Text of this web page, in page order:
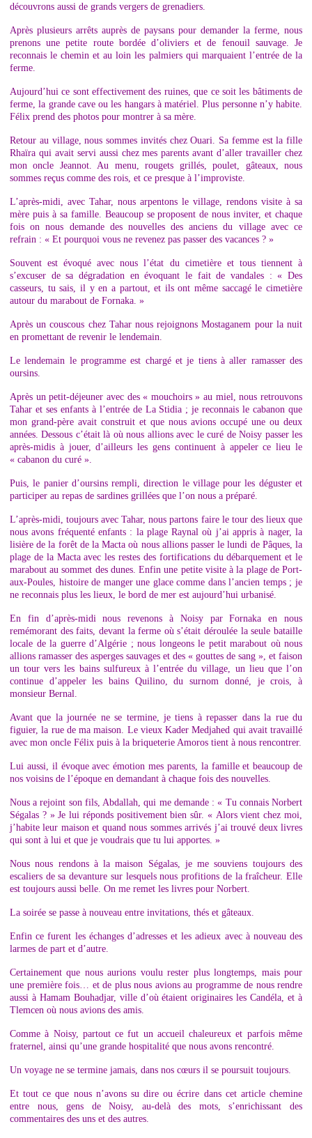
découvrons aussi de grands vergers de grenadiers.
Après plusieurs arrêts auprès de paysans pour demander la ferme, nous
prenons une petite route bordée d’oliviers et de fenouil sauvage. Je
reconnais le chemin et au loin les palmiers qui marquaient l’entrée de la
ferme.
Aujourd’hui ce sont effectivement des ruines, que ce soit les bâtiments de
ferme, la grande cave ou les hangars à matériel. Plus personne n’y habite.
Félix prend des photos pour montrer à sa mère.
Retour au village, nous sommes invités chez Ouari. Sa femme est la fille
Rhaïra qui avait servi aussi chez mes parents avant d’aller travailler chez
mon oncle Jeannot. Au menu, rougets grillés, poulet, gâteaux, nous
sommes reçus comme des rois, et ce presque à l’improviste.
L’après-midi, avec Tahar, nous arpentons le village, rendons visite à sa
mère puis à sa famille. Beaucoup se proposent de nous inviter, et chaque
fois on nous demande des nouvelles des anciens du village avec ce
refrain : « Et pourquoi vous ne revenez pas passer des vacances ? »
Souvent est évoqué avec nous l’état du cimetière et tous tiennent à
s’excuser de sa dégradation en évoquant le fait de vandales : « Des
casseurs, tu sais, il y en a partout, et ils ont même saccagé le cimetière
autour du marabout de Fornaka. »
Après un couscous chez Tahar nous rejoignons Mostaganem pour la nuit
en promettant de revenir le lendemain.
Le lendemain le programme est chargé et je tiens à aller ramasser des
oursins.
Après un petit-déjeuner avec des « mouchoirs » au miel, nous retrouvons
Tahar et ses enfants à l’entrée de La Stidia ; je reconnais le cabanon que
mon grand-père avait construit et que nous avions occupé une ou deux
années. Dessous c’était là où nous allions avec le curé de Noisy passer les
après-midis à jouer, d’ailleurs les gens continuent à appeler ce lieu le
« cabanon du curé ».
Puis, le panier d’oursins rempli, direction le village pour les déguster et
participer au repas de sardines grillées que l’on nous a préparé.
L’après-midi, toujours avec Tahar, nous partons faire le tour des lieux que
nous avons fréquenté enfants : la plage Raynal où j’ai appris à nager, la
lisière de la forêt de la Macta où nous allions passer le lundi de Pâques, la
plage de la Macta avec les restes des fortifications du débarquement et le
marabout au sommet des dunes. Enfin une petite visite à la plage de Port-
aux-Poules, histoire de manger une glace comme dans l’ancien temps ; je
ne reconnais plus les lieux, le bord de mer est aujourd’hui urbanisé.
En fin d’après-midi nous revenons à Noisy par Fornaka en nous
remémorant des faits, devant la ferme où s’était déroulée la seule bataille
locale de la guerre d’Algérie ; nous longeons le petit marabout où nous
allions ramasser des asperges sauvages et des « gouttes de sang », et faison
un tour vers les bains sulfureux à l’entrée du village, un lieu que l’on
continue d’appeler les bains Quilino, du surnom donné, je crois, à
monsieur Bernal.
Avant que la journée ne se termine, je tiens à repasser dans la rue du
figuier, la rue de ma maison. Le vieux Kader Medjahed qui avait travaillé
avec mon oncle Félix puis à la briqueterie Amoros tient à nous rencontrer.
Lui aussi, il évoque avec émotion mes parents, la famille et beaucoup de
nos voisins de l’époque en demandant à chaque fois des nouvelles.
Nous a rejoint son fils, Abdallah, qui me demande : « Tu connais Norbert
Ségalas ? » Je lui réponds positivement bien sûr. « Alors vient chez moi,
j’habite leur maison et quand nous sommes arrivés j’ai trouvé deux livres
qui sont à lui et que je voudrais que tu lui apportes. »
Nous nous rendons à la maison Ségalas, je me souviens toujours des
escaliers de sa devanture sur lesquels nous profitions de la fraîcheur. Elle
est toujours aussi belle. On me remet les livres pour Norbert.
La soirée se passe à nouveau entre invitations, thés et gâteaux.
Enfin ce furent les échanges d’adresses et les adieux avec à nouveau des
larmes de part et d’autre.
Certainement que nous aurions voulu rester plus longtemps, mais pour
une première fois… et de plus nous avions au programme de nous rendre
aussi à Hamam Bouhadjar, ville d’où étaient originaires les Candéla, et à
Tlemcen où nous avions des amis.
Comme à Noisy, partout ce fut un accueil chaleureux et parfois même
fraternel, ainsi qu’une grande hospitalité que nous avons rencontré.
Un voyage ne se termine jamais, dans nos cœurs il se poursuit toujours.
Et tout ce que nous n’avons su dire ou écrire dans cet article chemine
entre nous, gens de Noisy, au-delà des mots, s’enrichissant des
commentaires des uns et des autres.